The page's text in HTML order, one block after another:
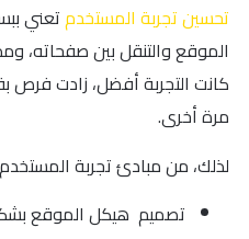
تحسين تجربة المستخدمتعني
الموقع والتنقل بين صفحاته،
كانت التجربة أفضل، زادت فرص
مرة أخرى.
لذلك، من مبادئ تجربة
تصميم هيكل الموقع